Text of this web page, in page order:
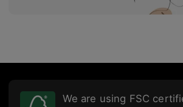
We are using FSC